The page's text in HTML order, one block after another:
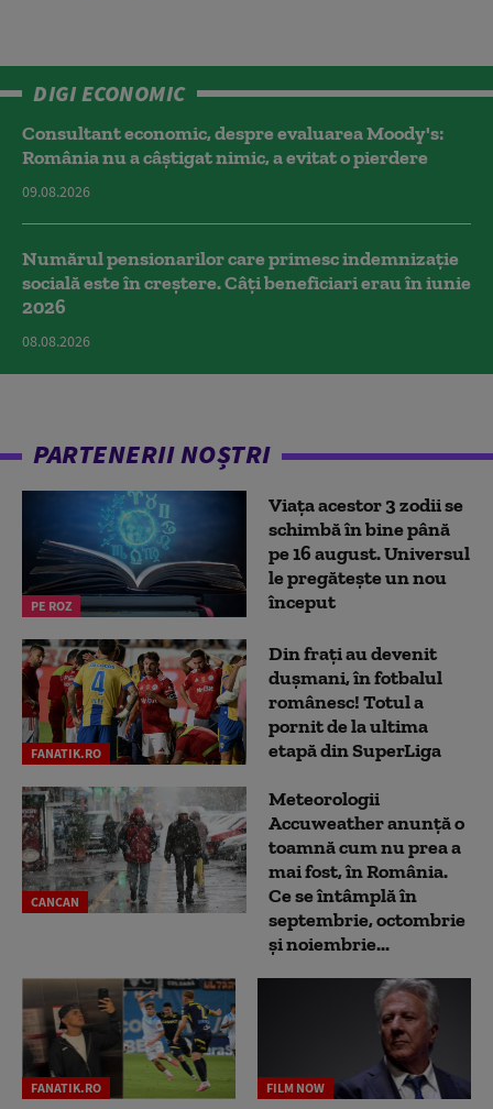
DIGI ECONOMIC
Consultant economic, despre evaluarea Moody's:
România nu a câştigat nimic, a evitat o pierdere
09.08.2026
Numărul pensionarilor care primesc indemnizaţie
socială este în creștere. Câți beneficiari erau în iunie
2026
08.08.2026
PARTENERII NOȘTRI
PE ROZ
Viața acestor 3 zodii se
schimbă în bine până
pe 16 august. Universul
le pregătește un nou
început
FANATIK.RO
Din frați au devenit
dușmani, în fotbalul
românesc! Totul a
pornit de la ultima
etapă din SuperLiga
CANCAN
Meteorologii
Accuweather anunță o
toamnă cum nu prea a
mai fost, în România.
Ce se întâmplă în
septembrie, octombrie
și noiembrie...
FANATIK.RO FILM NOW